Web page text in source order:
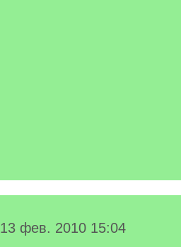
13 фев. 2010 15:04